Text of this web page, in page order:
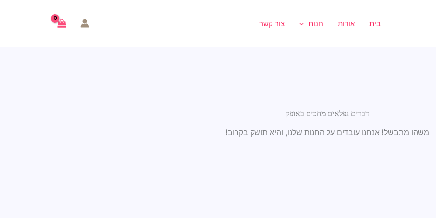
בית אודות חנות צור קשר
דברים נפלאים מחכים באופק
משהו מתבשל! אנחנו עובדים על החנות שלנו, והיא תושק בקרוב!